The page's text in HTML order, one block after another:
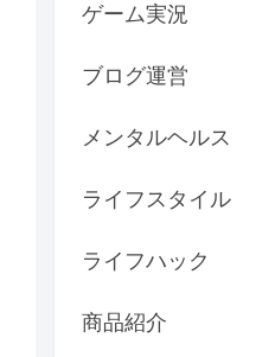
ゲーム実況
ブログ運営
メンタルヘルス
ライフスタイル
ライフハック
商品紹介